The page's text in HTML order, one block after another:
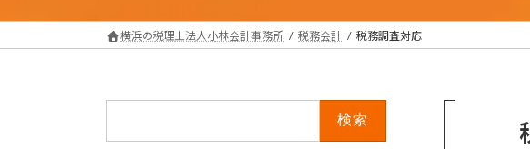
横浜の税理士法人小林会計事務所 税務会計 税務調査対応